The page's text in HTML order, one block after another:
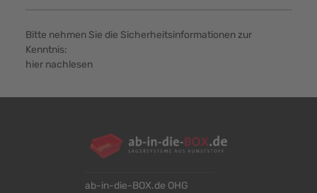
Bitte nehmen Sie die Sicherheitsinformationen zur
Kenntnis:
hier nachlesen
ab-in-die-BOX.de OHG